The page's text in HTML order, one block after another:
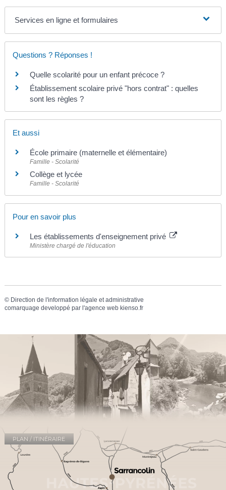
Services en ligne et formulaires
Questions ? Réponses !
Quelle scolarité pour un enfant précoce ?
Établissement scolaire privé "hors contrat" : quelles
sont les règles ?
Et aussi
École primaire (maternelle et élémentaire)
Famille - Scolarité
Collège et lycée
Famille - Scolarité
Pour en savoir plus
Les établissements d'enseignement privé
Ministère chargé de l'éducation
© Direction de l'information légale et administrative
comarquage developpé par l'agence web kienso.fr
PLAN / ITINÉRAIRE